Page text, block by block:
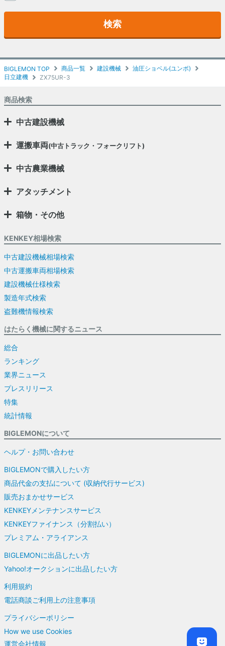
BIGLEMON TOP 商品一覧 建設機械
油圧ショベル(ユンボ)
日立建機
ZX75UR-3
検索
商品検索
中古建設機械
運搬車両(中古トラック・フォークリフト)
中古農業機械
アタッチメント
箱物・その他
KENKEY相場検索
中古建設機械相場検索
中古運搬車両相場検索
建設機械仕様検索
製造年式検索
盗難機情報検索
はたらく機械に関するニュース
総合
ランキング
業界ニュース
プレスリリース
特集
統計情報
BIGLEMONについて
ヘルプ・お問い合わせ
BIGLEMONで購入したい方
商品代金の支払について (収納代行サービス)
販売おまかせサービス
KENKEYメンテナンスサービス
KENKEYファイナンス（分割払い）
プレミアム・アライアンス
BIGLEMONに出品したい方
Yahoo!オークションに出品したい方
利用規約
電話商談ご利用上の注意事項
プライバシーポリシー
How we use Cookies
運営会社情報